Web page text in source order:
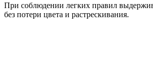
При соблюдении легких правил
без потери цвета и растрескивания.